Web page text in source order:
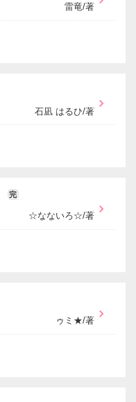
雷竜/著
石凪 はるひ/著
完
☆なないろ☆/著
ゥミ★/著